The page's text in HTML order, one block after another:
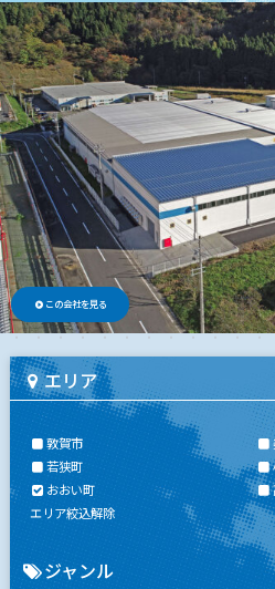
この会社を見る
エリア
敦賀市
若狭町
おおい町
エリア絞込解除
ジャンル